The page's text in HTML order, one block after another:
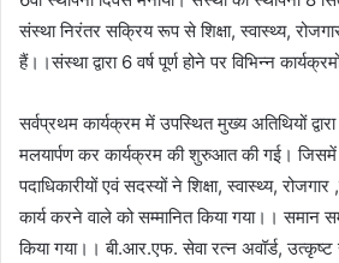
संस्था निरंतर सक्रिय रूप से शिक्षा, स्वास्थ्य,
हैं।।संस्था द्वारा 6 वर्ष पूर्ण होने पर विभिन्न
सर्वप्रथम कार्यक्रम में उपस्थित मुख्य अतिथियों
मलयार्पण कर कार्यक्रम की शुरुआत की गई।
पदाधिकारीयों एवं सदस्यों ने शिक्षा, स्वास्थ्य,
कार्य करने वाले को सम्मानित किया गया।। समान
किया गया।। बी.आर.एफ. सेवा रत्न अवॉर्ड, उत्कृष्ट